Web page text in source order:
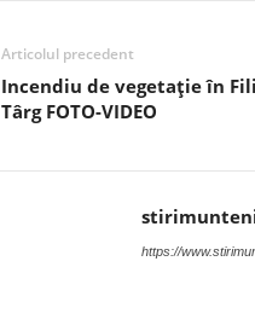
Articolul precedent
Incendiu de vegetație în
Târg FOTO-VIDEO
https://